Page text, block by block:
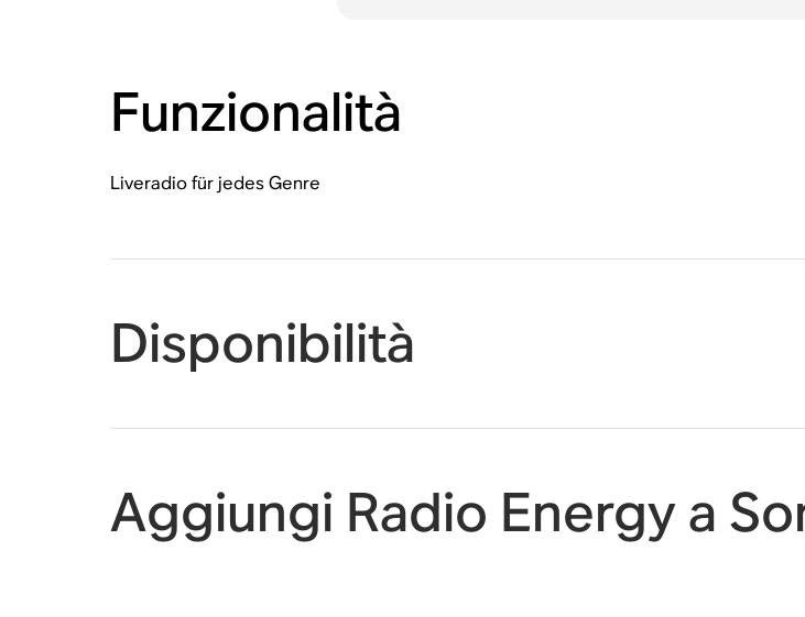
Funzionalità
Liveradio für jedes Genre
Disponibilità
Aggiungi Radio Energy a